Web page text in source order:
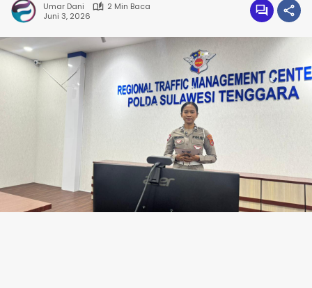
Umar Dani
2 Min Baca
Juni 3, 2026